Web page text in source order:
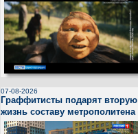
07-08-2026
Граффитисты подарят вторую
жизнь составу метрополитена